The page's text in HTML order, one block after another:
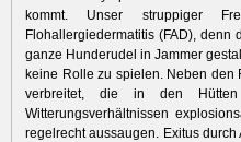
kommt. Unser struppiger
Flohallergiedermatitis (FAD),
ganze Hunderudel in Jammer
keine Rolle zu spielen. Neben den
verbreitet, die in den
Witterungsverhältnissen
regelrecht aussaugen. Exitus